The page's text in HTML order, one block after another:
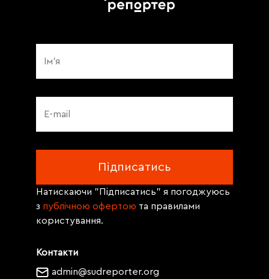
Контакти
admin@sudreporter.org
Натискаючи "Підписатись" я погоджуюсь
з публічною офертою та правилами
користування.